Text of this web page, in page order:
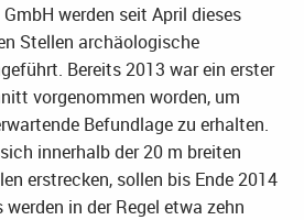
werden seit April dieses
Stellen archäologische
Bereits 2013 war ein erster
vorgenommen worden, um
Befundlage zu erhalten.
innerhalb der 20 m breiten
erstrecken, sollen bis Ende 2014
in der Regel etwa zehn